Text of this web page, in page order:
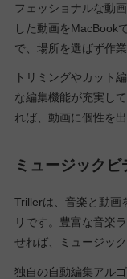
フェッショナルな動
した動画をMacBook
で、場所を選ばず作業
トリミングやカット
な編集機能が充実し
れば、動画に個性を出
ミュージック
Trillerは、音楽と動画
リです。豊富な音楽
せれば、ミュージッ
独自の自動編集アル